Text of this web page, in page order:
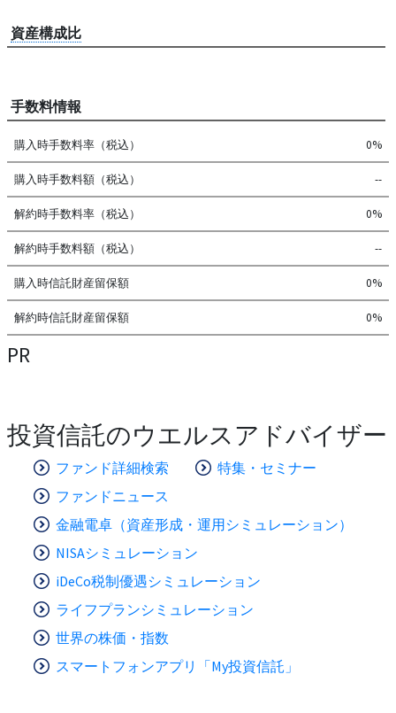
資産構成比
手数料情報
購入時手数料率（税込） 0%
購入時手数料額（税込） --
解約時手数料率（税込） 0%
解約時手数料額（税込） --
購入時信託財産留保額 0%
解約時信託財産留保額 0%
PR
投資信託のウエルスアドバイザー
ファンド詳細検索
特集・セミナー
ファンドニュース
金融電卓（資産形成・運用シミュレーション）
NISAシミュレーション
iDeCo税制優遇シミュレーション
ライフプランシミュレーション
世界の株価・指数
スマートフォンアプリ「My投資信託」